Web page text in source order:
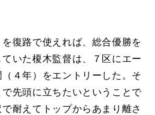
を復路で使えれば、総合優勝を
いた榎木監督は、７区にエー
４年）をエントリーした。そ
先頭に立ちたいということで
耐えてトップからあまり離さ